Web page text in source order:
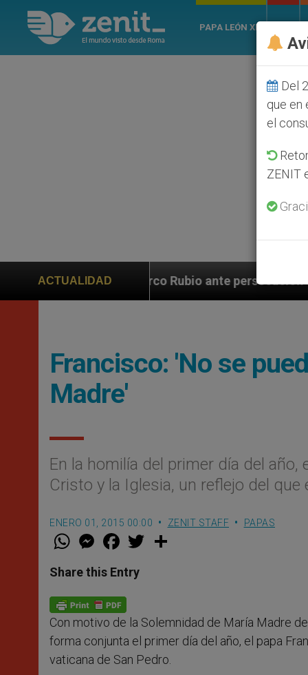
PAPA LEÓN XIV
ACTUALIDAD
Rubio ante persecución de colonos judíos que
Francisco: 'No se
Madre'
En la homilí­a del primer dí­a del
Cristo y la Iglesia, un reflejo del
ENERO 01, 2015 00:00 ZENIT STAFF PAPAS
W
t
s
p
p
M
e
s
e
g
e
r
F
a
e
b
o
k
w
Share this Entry
Con motivo de la Solemnidad de María Madre
forma conjunta el primer día del año, el papa
vaticana de San Pedro.
Del
que en
el
ZENIT